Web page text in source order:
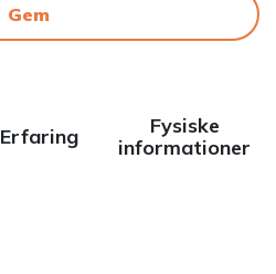
Gem
Erfaring
Fysiske
informationer